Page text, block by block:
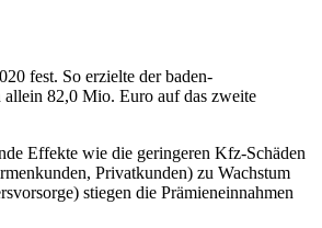
fest. So erzielte der baden-
82,0 Mio. Euro auf das zweite
Effekte wie die geringeren Kfz-Schäden
Privatkunden) zu Wachstum
stiegen die Prämieneinnahmen